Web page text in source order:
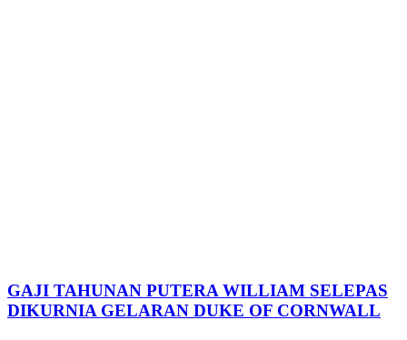
GAJI TAHUNAN PUTERA WILLIAM SELEPAS
DIKURNIA GELARAN DUKE OF CORNWALL